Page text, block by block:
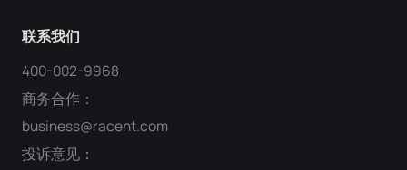
联系我们
400-002-9968
商务合作：
business@racent.com
投诉意见：